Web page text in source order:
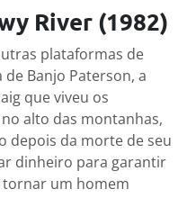
River (1982)
plataformas de
Banjo Paterson, a
que viveu os
alto das montanhas,
depois da morte de seu
dinheiro para garantir
tornar um homem